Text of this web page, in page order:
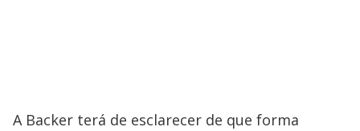
A Backer terá de esclarecer de que forma